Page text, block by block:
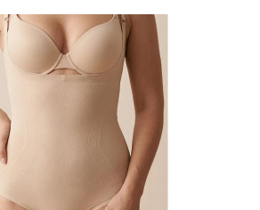
ATTRACTIVE
AURELLIE
BABELL
BABELLA
BAS BLEU